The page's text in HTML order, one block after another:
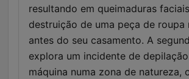
resultando em queimaduras
destruição de uma peça de roupa
antes do seu casamento. A
explora um incidente de
máquina numa zona de natureza,